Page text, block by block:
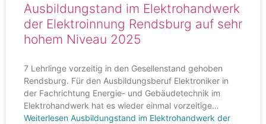
Ausbildungstand im Elektrohandwerk
der Elektroinnung Rendsburg auf sehr
hohem Niveau 2025
7 Lehrlinge vorzeitig in den Gesellenstand gehoben
Rendsburg. Für den Ausbildungsberuf Elektroniker in
der Fachrichtung Energie- und Gebäudetechnik im
Elektrohandwerk hat es wieder einmal vorzeitige…
Weiterlesen Ausbildungstand im Elektrohandwerk der